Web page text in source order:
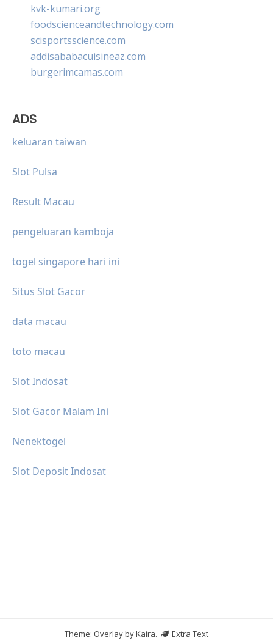
kvk-kumari.org
foodscienceandtechnology.com
scisportsscience.com
addisababacuisineaz.com
burgerimcamas.com
ADS
keluaran taiwan
Slot Pulsa
Result Macau
pengeluaran kamboja
togel singapore hari ini
Situs Slot Gacor
data macau
toto macau
Slot Indosat
Slot Gacor Malam Ini
Nenektogel
Slot Deposit Indosat
Theme: Overlay byKaira.
Extra Text